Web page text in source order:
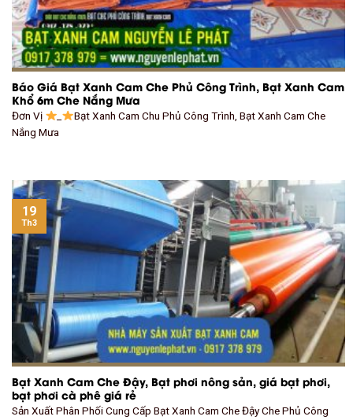
Báo Giá Bạt Xanh Cam Che Phủ Công Trình, Bạt Xanh Cam
Khổ 6m Che Nắng Mưa
Đơn Vị
Bạt Xanh Cam Chu Phủ Công Trình, Bạt Xanh Cam Che
Nắng Mưa
Bạt Xanh Cam Che Đậy, Bạt phơi nông sản, giá bạt phơi,
bạt phơi cà phê giá rẻ
Sản Xuất Phân Phối Cung Cấp Bạt Xanh Cam Che Đậy Che Phủ Công
19
Th3